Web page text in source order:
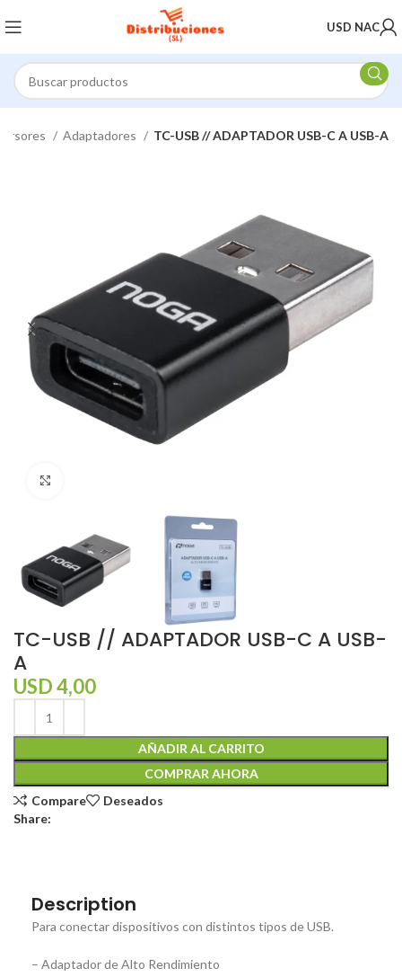
USD NAC
Adaptadores TC-USB // ADAPTADOR USB-C A USB-A
TC-USB // ADAPTADOR USB-C A USB-
A
USD4,00
AÑADIR AL CARRITO
COMPRAR AHORA
Compare
Deseados
Share:
Description
Para conectar dispositivos con distintos tipos de USB.
– Adaptador de Alto Rendimiento